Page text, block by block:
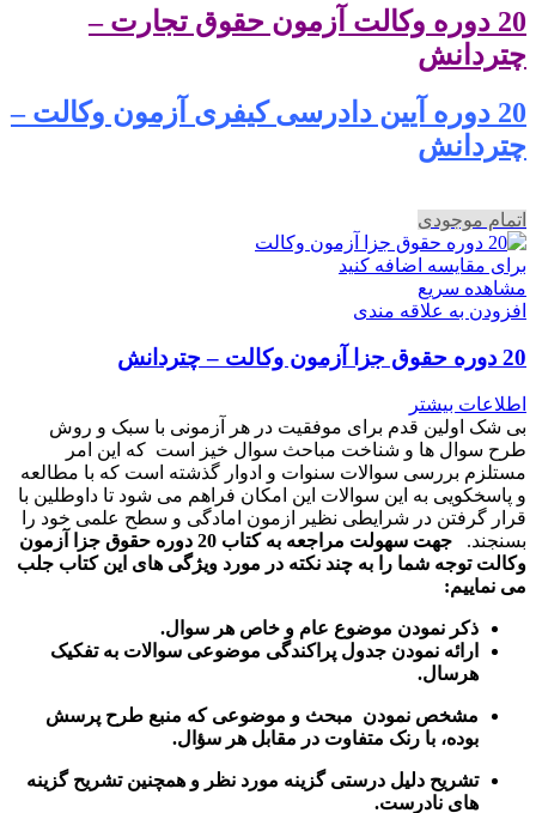
20 دوره وکالت آزمون حقوق تجارت –
چتردانش
20 دوره آیین دادرسی کیفری آزمون وکالت –
چتردانش
اتمام موجودی
برای مقایسه اضافه کنید
مشاهده سریع
افزودن به علاقه مندی
20 دوره حقوق جزا آزمون وکالت – چتردانش
اطلاعات بیشتر
بی شک اولین قدم برای موفقیت در هر آزمونی با سبک و روش
طرح سوال ها و شناخت مباحث سوال خیز است که این امر
مستلزم بررسی سوالات سنوات و ادوار گذشته است که با مطالعه
و پاسخکویی به این سوالات این امکان فراهم می شود تا داوطلین با
قرار گرفتن در شرایطی نظیر ازمون امادگی و سطح علمی خود را
بسنجند.
جهت سهولت مراجعه به کتاب 20 دوره حقوق جزا آزمون
وکالت توجه شما را به چند نکته در مورد ویژگی های این کتاب جلب
می نماییم:
ذکر نمودن موضوع عام و خاص هر سوال.
ارائه نمودن جدول پراکندگی موضوعی سوالات به تفکیک
هرسال.
مشخص نمودن مبحث و موضوعی که منبع طرح پرسش
بوده، با رنک متفاوت در مقابل هر سؤال.
تشریح دلیل درستی گزینه مورد نظر و همچنین تشریح گزینه
های نادرست.